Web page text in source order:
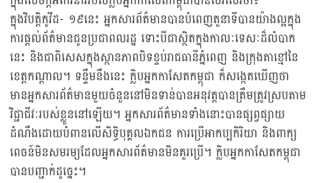
ក្នុងវិបត្តិកូវីដ- ១៩នេះ អ្នកសារព័ត៌មានបានបំពេញតួនាទីបានយ៉ាងល្អក្នុង
ការផ្ដល់ព័ត៌មានជូនប្រជាពលរដ្ឋ ទោះបីជាស្ថិតក្នុងកាលៈទេសៈដ៏លំបាក
នេះ និងជាពិសេសក្នុងស្ថានភាពបិទខ្ទប់រាជធានីភ្នំពេញ និងក្រុងតាខ្មៅនៃ
ខេត្តកណ្ដាល។​ ទន្ទឹមនឹងនេះ ក្លិបអ្នកកាសែតកម្ពុជា ក៏សង្កេតឃើញថា
មានអ្នកសារព័ត៌មានមួយចំនួននៅមិនទាន់បានអនុវត្តបានត្រឹមត្រូវស្របតាម
វិជ្ជាជីវៈរបស់ខ្លួននៅឡើយ។ អ្នកសារព័ត៌មានទាំងនោះបានផ្សព្វផ្សាយ
ដំណឹងដោយបំពានលើសិទ្ធិបុគ្គលឯកជន ការប្រើអាកប្បកិរិយា និងពាក្យ
ពេចន៍មិនសមរម្យដែលអ្នកសារព័ត៌មានមិនគួរប្រើ។ ក្លិបអ្នកកាសែតកម្ពុជា
បានបញ្ជាក់ដូច្នេះ។